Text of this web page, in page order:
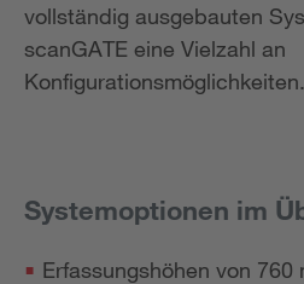
vollständig ausgebauten
scanGATE eine Vielzahl an
Konfigurationsmöglichkeiten.
Systemoptionen im
Erfassungshöhen von 760